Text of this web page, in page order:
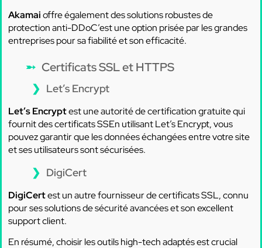
Akamaioffre également des solutions robustes de
protection anti-DDoC’est une option prisée par les grandes
entreprises pour sa fiabilité et son efficacité.
Certificats SSL et HTTPS
Let’s Encrypt
Let’s Encryptest une autorité de certification gratuite qui
fournit des certificats SSEn utilisant Let’s Encrypt, vous
pouvez garantir que les données échangées entre votre site
et ses utilisateurs sont sécurisées.
DigiCert
DigiCertest un autre fournisseur de certificats SSL, connu
pour ses solutions de sécurité avancées et son excellent
support client.
En résumé, choisir les outils high-tech adaptés est crucial